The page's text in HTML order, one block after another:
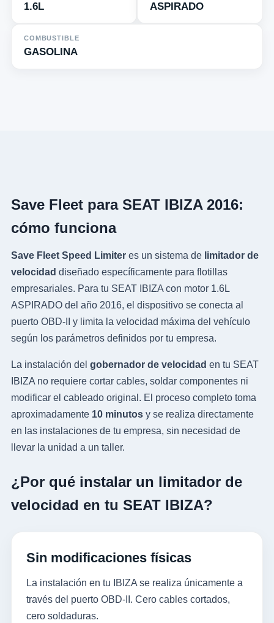
1.6L ASPIRADO
COMBUSTIBLE
GASOLINA
Save Fleet para SEAT IBIZA 2016:
cómo funciona
Save Fleet Speed Limiteres un sistema de limitador de
velocidad diseñado específicamente para flotillas
empresariales. Para tu SEAT IBIZA con motor 1.6L
ASPIRADO del año 2016, el dispositivo se conecta al
puerto OBD-II y limita la velocidad máxima del vehículo
según los parámetros definidos por tu empresa.
La instalación del gobernador de velocidad en tu SEAT
IBIZA no requiere cortar cables, soldar componentes ni
modificar el cableado original. El proceso completo toma
aproximadamente 10 minutosy se realiza directamente
en las instalaciones de tu empresa, sin necesidad de
llevar la unidad a un taller.
¿Por qué instalar un limitador de
velocidad en tu SEAT IBIZA?
Sin modificaciones físicas
La instalación en tu IBIZA se realiza únicamente a
través del puerto OBD-II. Cero cables cortados,
cero soldaduras.